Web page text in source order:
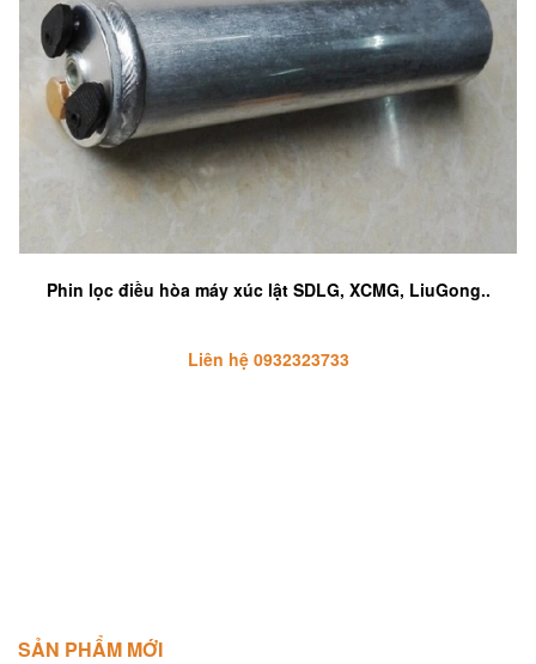
Phin lọc điều hòa máy xúc lật SDLG, XCMG, LiuGong..
Liên hệ 0932323733
SẢN PHẨM MỚI